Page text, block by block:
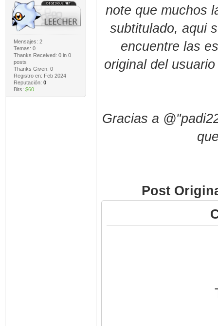
Mensajes: 2
Temas: 0
Thanks Received: 0in 0
posts
Thanks Given: 0
Registro en: Feb 2024
Reputación: 0
Bits: $60
note que muchos
subtitulado, aqui
encuentre las
original del
Gracias a
Post